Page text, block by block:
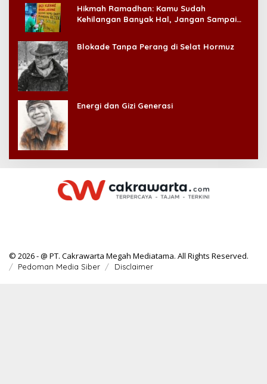
Hikmah Ramadhan: Kamu Sudah
Kehilangan Banyak Hal, Jangan Sampai
Blokade Tanpa Perang di Selat Hormuz
Energi dan Gizi Generasi
© 2026 - @ PT. Cakrawarta Megah Mediatama. All Rights Reserved.
Pedoman Media Siber Disclaimer